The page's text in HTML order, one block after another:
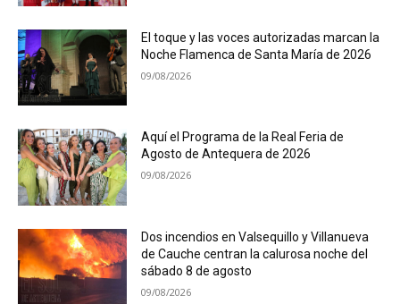
El toque y las voces autorizadas marcan la
Noche Flamenca de Santa María de 2026
09/08/2026
Aquí el Programa de la Real Feria de
Agosto de Antequera de 2026
09/08/2026
Dos incendios en Valsequillo y Villanueva
de Cauche centran la calurosa noche del
sábado 8 de agosto
09/08/2026